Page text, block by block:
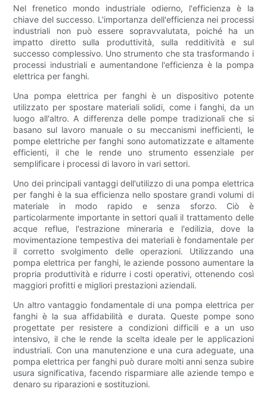
Nel frenetico mondo industriale odierno, l'efficienza è la
chiave del successo. L'importanza dell'efficienza nei processi
industriali non può essere sopravvalutata, poiché ha un
impatto diretto sulla produttività, sulla redditività e sul
successo complessivo. Uno strumento che sta trasformando i
processi industriali e aumentandone l'efficienza è la pompa
elettrica per fanghi.
Una pompa elettrica per fanghi è un dispositivo potente
utilizzato per spostare materiali solidi, come i fanghi, da un
luogo all'altro. A differenza delle pompe tradizionali che si
basano sul lavoro manuale o su meccanismi inefficienti, le
pompe elettriche per fanghi sono automatizzate e altamente
efficienti, il che le rende uno strumento essenziale per
semplificare i processi di lavoro in vari settori.
Uno dei principali vantaggi dell'utilizzo di una pompa elettrica
per fanghi è la sua efficienza nello spostare grandi volumi di
materiale in modo rapido e senza sforzo. Ciò è
particolarmente importante in settori quali il trattamento delle
acque reflue, l'estrazione mineraria e l'edilizia, dove la
movimentazione tempestiva dei materiali è fondamentale per
il corretto svolgimento delle operazioni. Utilizzando una
pompa elettrica per fanghi, le aziende possono aumentare la
propria produttività e ridurre i costi operativi, ottenendo così
maggiori profitti e migliori prestazioni aziendali.
Un altro vantaggio fondamentale di una pompa elettrica per
fanghi è la sua affidabilità e durata. Queste pompe sono
progettate per resistere a condizioni difficili e a un uso
intensivo, il che le rende la scelta ideale per le applicazioni
industriali. Con una manutenzione e una cura adeguate, una
pompa elettrica per fanghi può durare molti anni senza subire
usura significativa, facendo risparmiare alle aziende tempo e
denaro su riparazioni e sostituzioni.